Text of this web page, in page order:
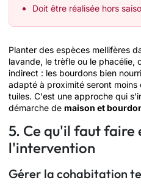
Doit être réalisée hors
Planter des espèces mellifères
lavande, le trèfle ou le phacélie,
indirect : les bourdons bien
adapté à proximité seront moins
tuiles. C'est une approche qui
démarche de maison et
5. Ce qu'il faut faire
l'intervention
Gérer la cohabitation